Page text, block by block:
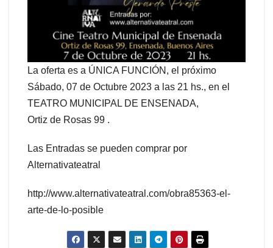
La oferta es a ÚNICA FUNCIÓN, el próximo
Sábado, 07 de Octubre 2023 a las 21 hs., en el
TEATRO MUNICIPAL DE ENSENADA,
Ortiz de Rosas 99 .
Las Entradas se pueden comprar por
Alternativateatral
http://www.alternativateatral.com/obra85363-el-
arte-de-lo-posible